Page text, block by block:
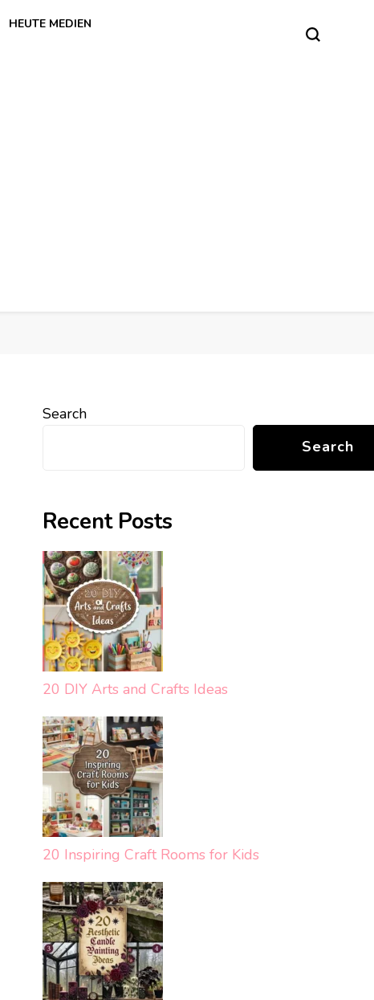
HEUTE MEDIEN
Search
Search
Recent Posts
20 DIY Arts and Crafts Ideas
20 Inspiring Craft Rooms for Kids